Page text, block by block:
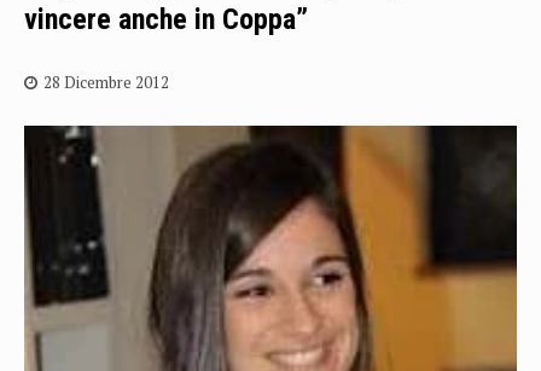
vincere anche in Coppa”
28 Dicembre 2012